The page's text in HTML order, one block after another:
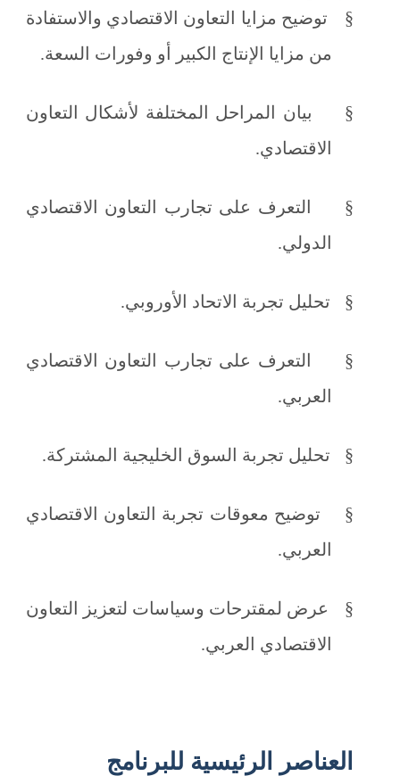
§
توضيح مزايا التعاون الاقتصادي والاستفادة
من مزايا الإنتاج الكبير أو وفورات السعة.
§
بيان المراحل المختلفة لأشكال التعاون
الاقتصادي.
§
التعرف على تجارب التعاون الاقتصادي
الدولي.
§ تحليل تجربة الاتحاد الأوروبي.
§
التعرف على تجارب التعاون الاقتصادي
العربي.
§ تحليل تجربة السوق الخليجية المشتركة.
§
توضيح معوقات تجربة التعاون الاقتصادي
العربي.
§
عرض لمقترحات وسياسات لتعزيز التعاون
الاقتصادي العربي.
العناصر الرئيسية للبرنامج